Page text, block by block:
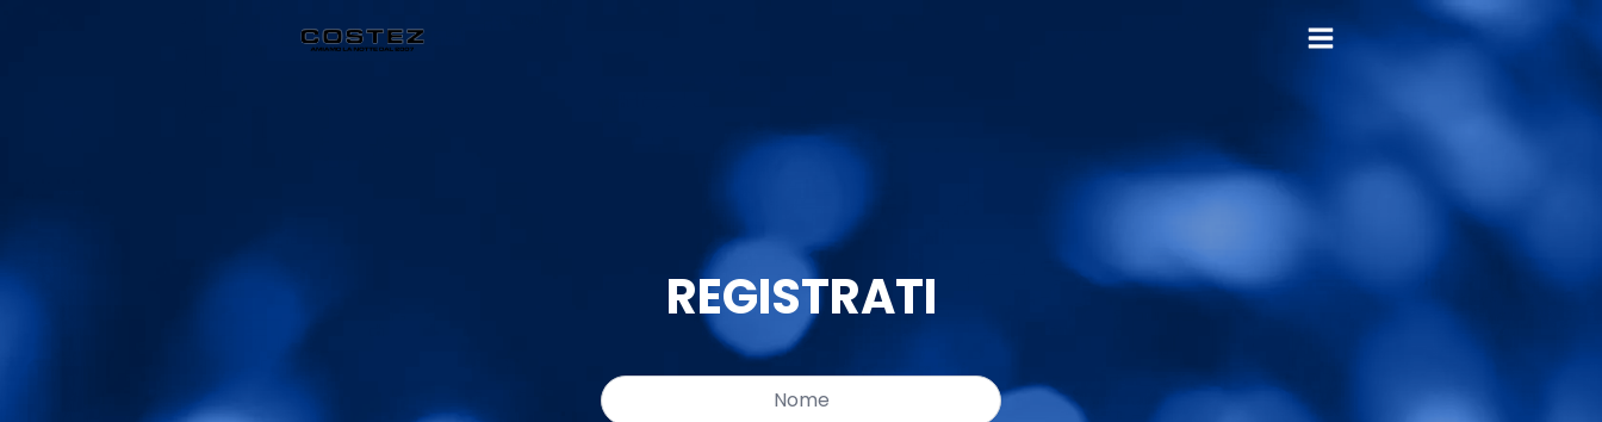
REGISTRATI